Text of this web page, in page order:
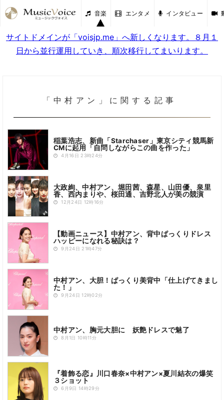
音楽 エンタメ インタビュー
サイトドメインが「voisjp.me」へ新しくなります。８月１
日から並行運用していき、順次移行してまいります。
「中村アン」に関する記事
稲葉浩志、新曲「Starchaser」東京シティ競馬新
CMに起用「自問しながらこの曲を作った」
4月16日 23時24分
大政絢、中村アン、堀田茜、森星、山田優、泉里
香、西内まりや、桜田通、吉野北人が美の競演
12月24日 12時16分
【動画ニュース】中村アン、背中ぱっくりドレス
ハッピーになれる秘訣は？
9月24日 21時47分
中村アン、大胆！ぱっくり美背中「仕上げてきまし
た！」
9月24日 12時02分
中村アン、胸元大胆に 妖艶ドレスで魅了
8月1日 10時11分
『着飾る恋』川口春奈×中村アン×夏川結衣の爆笑
３ショット
6月9日 14時29分